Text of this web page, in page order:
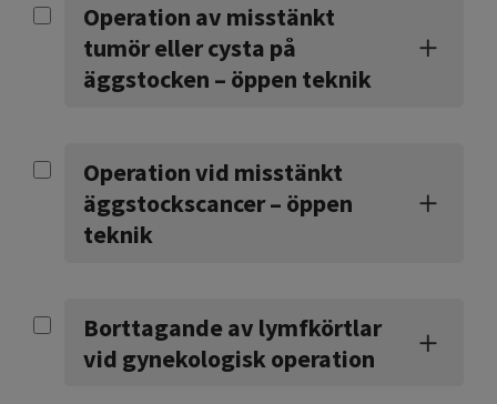
Operation av misstänkt
tumör eller cysta på
äggstocken – öppen teknik
Operation vid misstänkt
äggstockscancer – öppen
teknik
Borttagande av lymfkörtlar
vid gynekologisk operation